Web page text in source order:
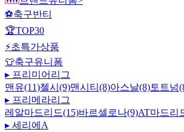
⚽축구반티
🏆TOP30
⚡초특가상품
👕축구유니폼
▸ 프리미어리그
맨유(11)첼시(9)맨시티(8)아스날(8)토트넘
▸ 프리메라리그
레알마드리드(15)바르셀로나(9)AT마드리
▸ 세리에A